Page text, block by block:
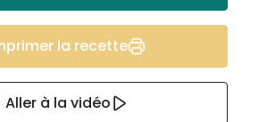
la recette
Aller à la vidéo